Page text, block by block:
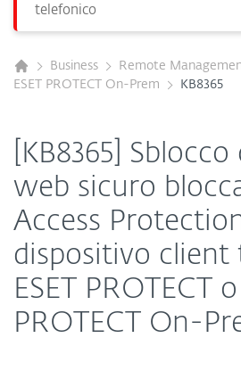
telefonico
Business
Remote
ESET PROTECT On-Prem
KB8365
[KB8365]
web sicuro
Access
dispositivo client
ESET PROTECT o
PROTECT On-